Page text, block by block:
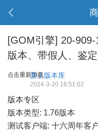
[GOM引擎] 20-
版本、带假人、鉴
点击重新加载爱上版本库
2024-3-20 18:51:02
版本专区
版本类型: 1.76版本
测试客户端: 十六周年客